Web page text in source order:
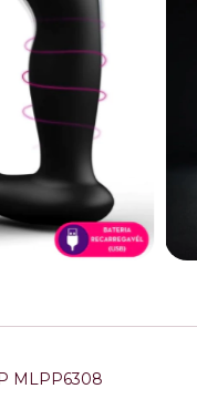
MLPP6308